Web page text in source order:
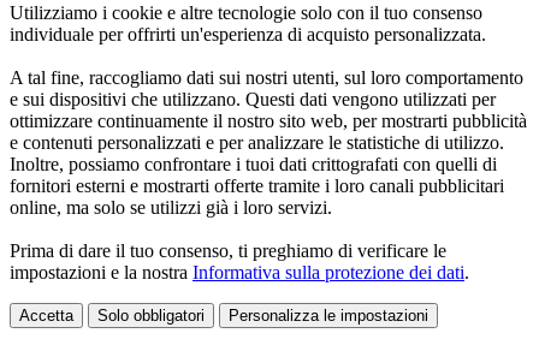
Utilizziamo i cookie e altre tecnologie solo con il tuo consenso
individuale per offrirti un'esperienza di acquisto personalizzata.
A tal fine, raccogliamo dati sui nostri utenti, sul loro comportamento
e sui dispositivi che utilizzano. Questi dati vengono utilizzati per
ottimizzare continuamente il nostro sito web, per mostrarti pubblicità
e contenuti personalizzati e per analizzare le statistiche di utilizzo.
Inoltre, possiamo confrontare i tuoi dati crittografati con quelli di
fornitori esterni e mostrarti offerte tramite i loro canali pubblicitari
online, ma solo se utilizzi già i loro servizi.
Prima di dare il tuo consenso, ti preghiamo di verificare le
impostazioni e la nostra Informativa sulla protezione dei dati.
Accetta Solo obbligatori Personalizza le impostazioni